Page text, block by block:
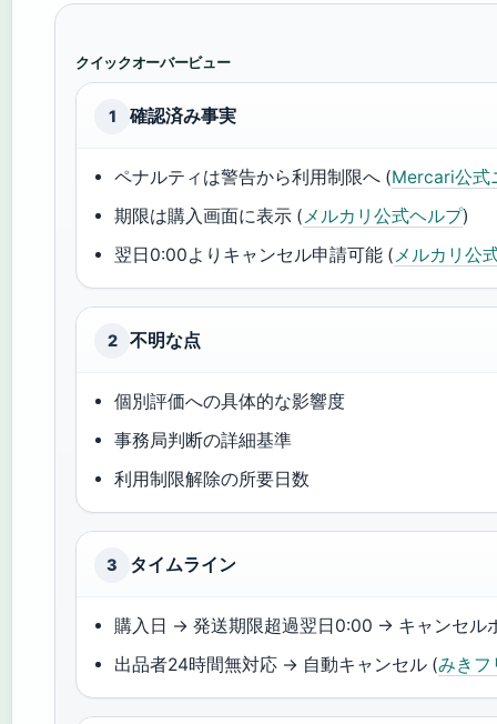
クイックオーバービュー
1 確認済み事実
ペナルティは警告から利用制限へ (Mercari公式
期限は購入画面に表示 (メルカリ公式ヘルプ)
翌日0:00よりキャンセル申請可能 (メルカリ公
2 不明な点
個別評価への具体的な影響度
事務局判断の詳細基準
利用制限解除の所要日数
3 タイムライン
購入日 → 発送期限超過翌日0:00 → キャンセル
出品者24時間無対応 → 自動キャンセル (みきフ